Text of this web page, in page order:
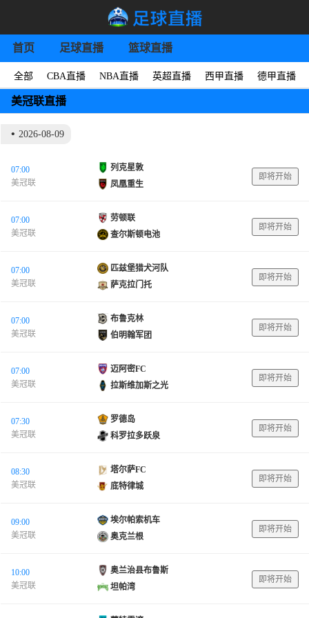
首页 足球直播 篮球直播
全部 CBA直播 NBA直播 英超直播 西甲直播 德甲直播
美冠联直播
• 2026-08-09
07:00
美冠联
列克星敦
凤凰重生
即将开始
07:00
美冠联
劳顿联
查尔斯顿电池
即将开始
07:00
美冠联
匹兹堡猎犬河队
萨克拉门托
即将开始
07:00
美冠联
布鲁克林
伯明翰军团
即将开始
07:00
美冠联
迈阿密FC
拉斯维加斯之光
即将开始
07:30
美冠联
罗德岛
科罗拉多跃泉
即将开始
08:30
美冠联
塔尔萨FC
底特律城
即将开始
09:00
美冠联
埃尔帕索机车
奥克兰根
即将开始
10:00
美冠联
奥兰治县布鲁斯
坦帕湾
即将开始